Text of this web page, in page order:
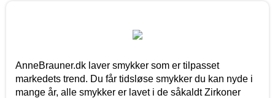
AnneBrauner.dk laver smykker som er tilpasset
markedets trend. Du får tidsløse smykker du kan nyde i
mange år, alle smykker er lavet i de såkaldt Zirkoner